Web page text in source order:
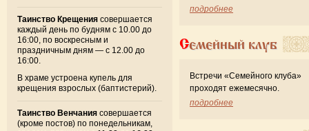
Таинство Крещения совершается
каждый день по будням с 10.00 до
16:00, по воскресным и
праздничным дням — с 12.00 до
16:00.
В храме устроена купель для
крещения взрослых (баптистерий).
Таинство Венчания совершается
(кроме постов) по понедельникам,
подробнее
Семейный клуб
Встречи «Семейного клуба»
проходят ежемесячно.
подробнее